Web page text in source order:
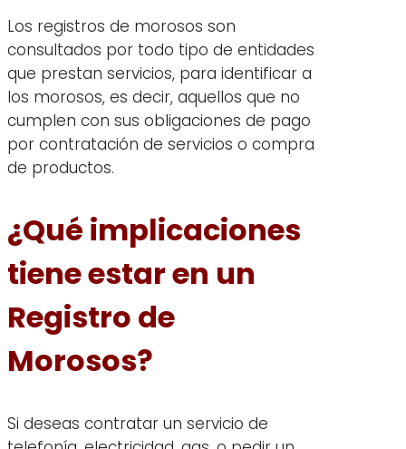
Los registros de morosos son
consultados por todo tipo de entidades
que prestan servicios, para identificar a
los morosos, es decir, aquellos que no
cumplen con sus obligaciones de pago
por contratación de servicios o compra
de productos.
¿Qué implicaciones
tiene estar en un
Registro de
Morosos?
Si deseas contratar un servicio de